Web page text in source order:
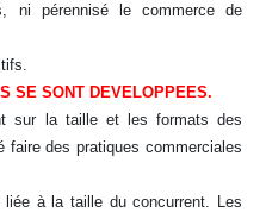
ni pérennisé le commerce de
SE SONT DEVELOPPEES.
sur la taille et les formats des
des pratiques commerciales
liée à la taille du concurrent. Les